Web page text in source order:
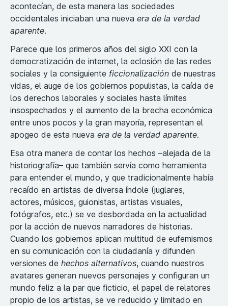
acontecían, de esta manera las sociedades
occidentales iniciaban una nueva era de la verdad
aparente.
Parece que los primeros años del siglo XXI con la
democratización de internet, la eclosión de las redes
sociales y la consiguiente ficcionalización de nuestras
vidas, el auge de los gobiernos populistas, la caída de
los derechos laborales y sociales hasta límites
insospechados y el aumento de la brecha económica
entre unos pocos y la gran mayoría, representan el
apogeo de esta nueva era de la verdad aparente.
Esa otra manera de contar los hechos –alejada de la
historiografía– que también servía como herramienta
para entender el mundo, y que tradicionalmente había
recaído en artistas de diversa índole (juglares,
actores, músicos, guionistas, artistas visuales,
fotógrafos, etc.) se ve desbordada en la actualidad
por la acción de nuevos narradores de historias.
Cuando los gobiernos aplican multitud de eufemismos
en su comunicación con la ciudadanía y difunden
versiones de hechos alternativos, cuando nuestros
avatares generan nuevos personajes y configuran un
mundo feliz a la par que ficticio, el papel de relatores
propio de los artistas, se ve reducido y limitado en